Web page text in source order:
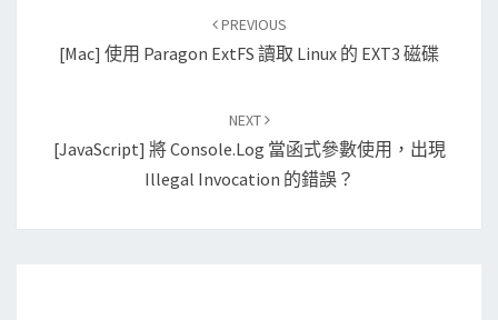
navigation
PREVIOUS
[Mac] 使用 Paragon ExtFS 讀取 Linux 的 EXT3 磁碟
NEXT
[JavaScript] 將 Console.log 當函式參數使用，出現
Illegal Invocation 的錯誤？